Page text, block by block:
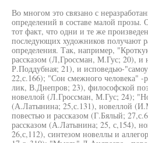
Во многом это связано с
определений в составе малой прозы.
тот факт, что одни и те же
последующих художников получают
определения. Так, например,
рассказом (Л,Гроссман, М.Гус; 20), и
Р.Поддубная; 21), и исповедью-
22,с.166); "Сон смежного человека" -
лик, В.Днепров; 23), философской
новеллой (Л.Гроссман, М.Гус; 24);
(А.Латынина; 25,с.131), новеллой
повестью и рассказом (Г.Бялый;
рассказом (А.Латынина; 25, с,154),
26,с,112), синтезом новеллы и